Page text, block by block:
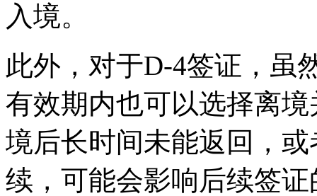
入境。
此外，对于D-4签证，虽
有效期内也可以选择离
境后长时间未能返回，
续，可能会影响后续签